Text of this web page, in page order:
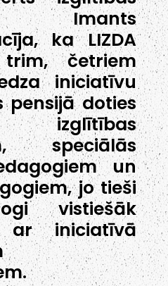
Imants
ka LIZDA
četriem
iniciatīvu
pensijā doties
izglītības
speciālās
un
jo tieši
vistiešāk
ar iniciatīvā